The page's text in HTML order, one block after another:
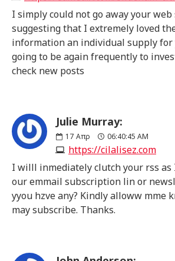
I simply could not go away your
suggesting that I extremely loved
information an individual supply for
going to be again frequently to
check new posts
Julie Murray:
17 Απρ 06:40:45 AM
https://cilalisez.com
I willl inmediately clutch your rss as
our emmail subscription lin or
yyou hzve any? Kindly alloww mme
may subscribe. Thanks.